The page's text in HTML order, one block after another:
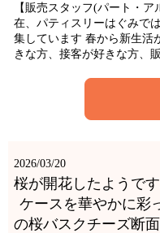
【販売スタッフ(パート・
在、パティスリーはぐみで
集しています 春から新生活
きな方、接客が好きな方、
2026/03/20
桜が開花したようで
ケースを華やかに彩
の桜バスクチーズ断